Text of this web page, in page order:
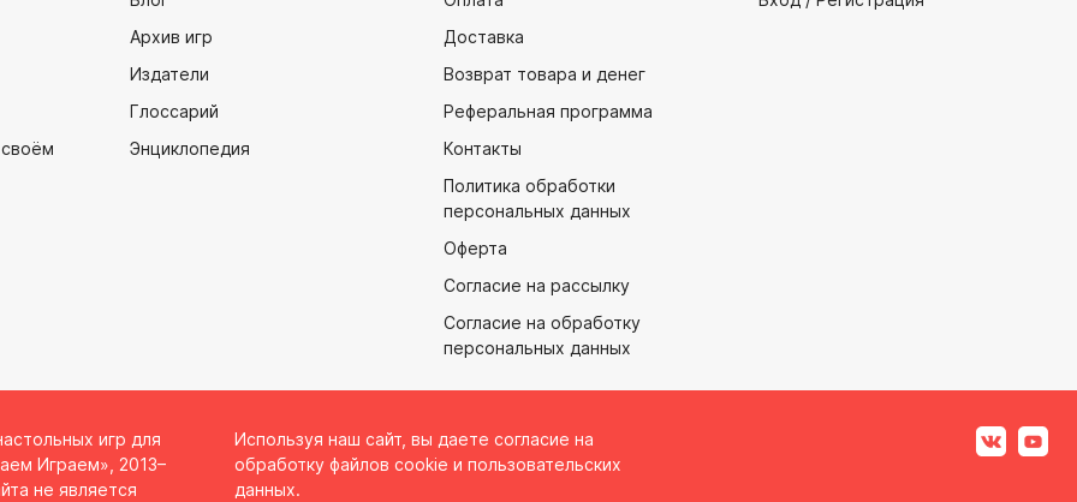
Архив игр
Издатели
Глоссарий
Энциклопедия
Доставка
Возврат товара и денег
Реферальная программа
Контакты
Политика обработки
персональных данных
Оферта
Согласие на рассылку
Согласие на обработку
персональных данных
игр для
Играем», 2013–
не является
Используя наш сайт, вы даете согласие на
обработку файлов cookie и пользовательских
данных.